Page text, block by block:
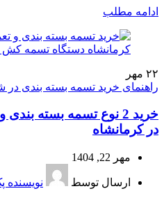
ادامه مطلب
۲۲ مهر
راهنمای خرید تسمه بسته بندی در
خرید 2 نوع تسمه بسته
در کرمانشاه
مهر 22, 1404
ارسال توسط نویسنده